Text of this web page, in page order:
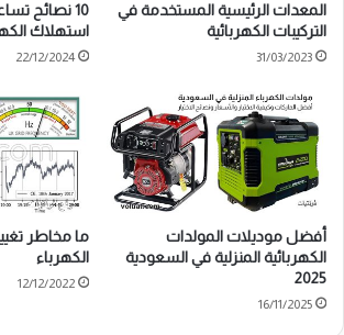
المعدات الرئيسية المستخدمة في
التركيبات الكهربائية
31/03/2023
10 نصائح
استهلاك
22/12/2024
أفضل موديلات المولدات
الكهربائية المنزلية في السعودية
2025
16/11/2025
ما مخاطر
الكهرباء
12/12/2022